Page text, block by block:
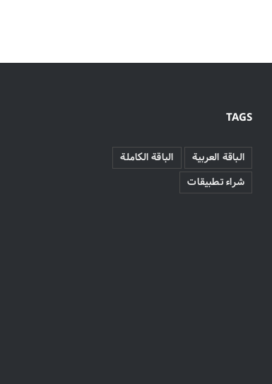
TAGS
الباقة العربية
الباقة الكاملة
شراء تطبيقات